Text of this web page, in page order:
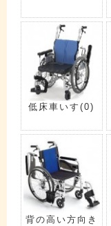
低床車いす(0)
背の高い方向き